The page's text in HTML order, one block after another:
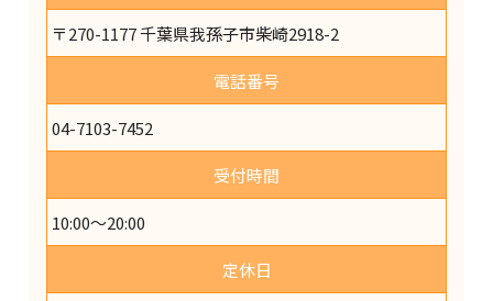
〒270-1177 千葉県我孫子市柴崎2918-2
電話番号
04-7103-7452
受付時間
10:00～20:00
定休日